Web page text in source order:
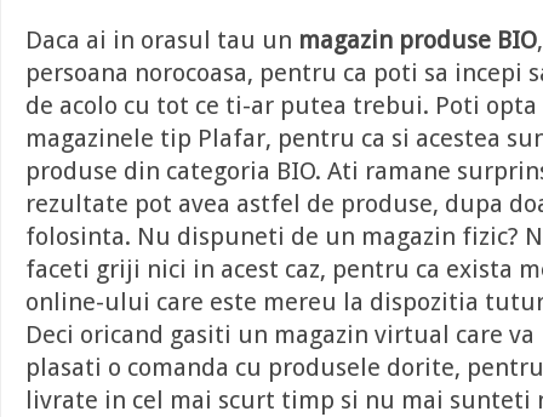
Daca ai in orasul tau un magazin produse BIO
persoana norocoasa, pentru ca poti sa incepi
de acolo cu tot ce ti-ar putea trebui. Poti
magazinele tip Plafar, pentru ca si acestea
produse din categoria BIO. Ati ramane
rezultate pot avea astfel de produse, dupa
folosinta. Nu dispuneti de un magazin fizic?
faceti griji nici in acest caz, pentru ca exista
online-ului care este mereu la dispozitia
Deci oricand gasiti un magazin virtual care
plasati o comanda cu produsele dorite,
livrate in cel mai scurt timp si nu mai sunteti